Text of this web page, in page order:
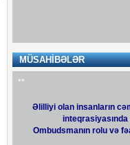
Sosial Xidmətlər
MÜSAHİBƏLƏR
**
Əlilliyi olan insanların
inteqrasiyasında
Ombudsmanın rolu və